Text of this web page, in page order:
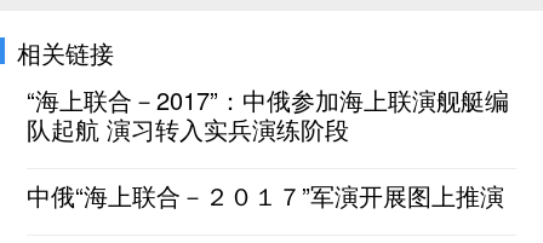
相关链接
“海上联合－2017”：中俄参加海上联演舰艇编
队起航 演习转入实兵演练阶段
中俄“海上联合－２０１７”军演开展图上推演